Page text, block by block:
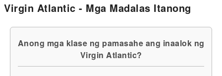
Virgin Atlantic - Mga Madalas Itanong
Anong mga klase ng pamasahe ang inaalok ng
Virgin Atlantic?